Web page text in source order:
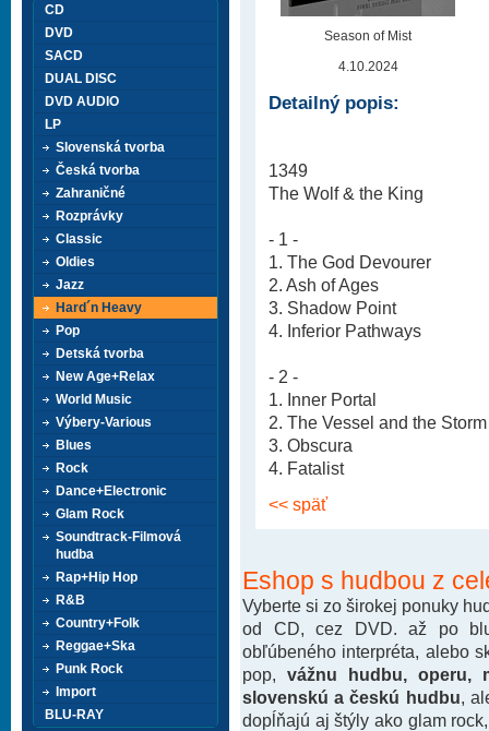
Season of Mist
4.10.2024
Detailný popis:
1349
The Wolf & the King
- 1 -
1. The God Devourer
2. Ash of Ages
3. Shadow Point
4. Inferior Pathways
- 2 -
1. Inner Portal
2. The Vessel and the Storm
3. Obscura
4. Fatalist
<< späť
Eshop s hudbou z
Vyberte si zo širokej ponuky
od CD, cez DVD. až po
obľúbeného interpréta, alebo
pop, vážnu hudbu, operu,
slovenskú a českú hudbu ,
dopĺňajú aj štýly ako glam
CD
DVD
SACD
DUAL DISC
DVD AUDIO
LP
Slovenská tvorba
Česká tvorba
Zahraničné
Rozprávky
Classic
Oldies
Jazz
Hard´n Heavy
Pop
Detská tvorba
New Age+Relax
World Music
Výbery-Various
Blues
Rock
Dance+Electronic
Glam Rock
Soundtrack-Filmová
hudba
Rap+Hip Hop
R&B
Country+Folk
Reggae+Ska
Punk Rock
Import
BLU-RAY